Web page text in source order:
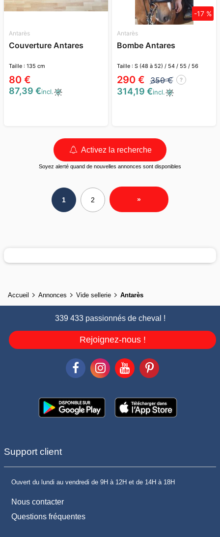
Antarès
Couverture Antares
Taille : 135 cm
80 €
87,39 €incl.
Antarès
Bombe Antares
Taille : S (48 à 52) / 54 / 55 / 56
290 € 350 € ?
-17 %
314,19 €incl.
Activez la recherche
Soyez alerté quand de nouvelles annonces sont disponibles
1 2 »
Accueil Annonces Vide sellerie Antarès
339 433 passionnés de cheval !
Rejoignez-nous !
Support client
Ouvert du lundi au vendredi de 9H à 12H et de 14H à 18H
Nous contacter
Questions fréquentes